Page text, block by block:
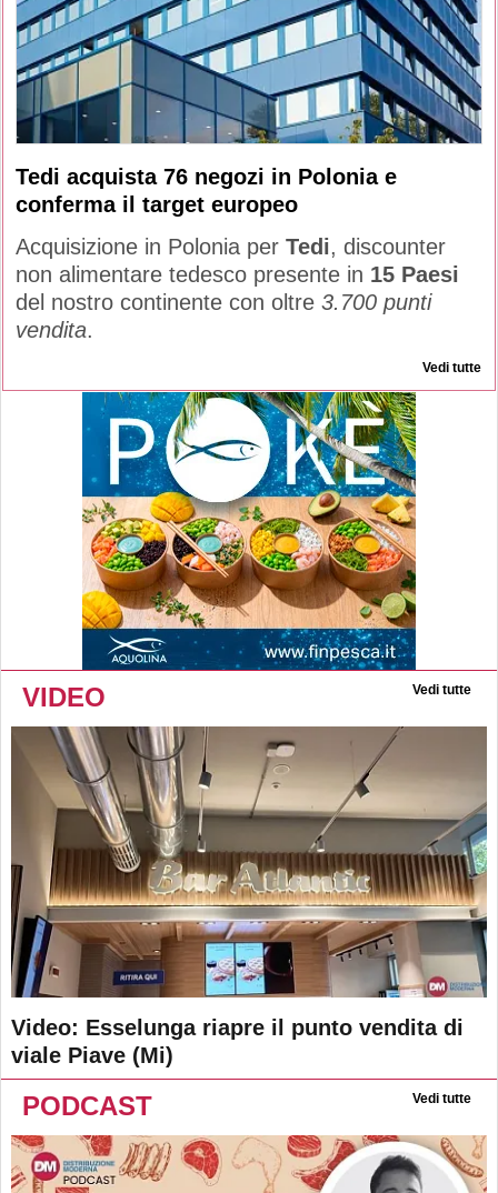
Tedi acquista 76 negozi in Polonia e
conferma il target europeo
Acquisizione in Polonia per Tedi, discounter
non alimentare tedesco presente in 15 Paesi
del nostro continente con oltre 3.700 punti
vendita.
Vedi tutte
VIDEO Vedi tutte
Video: Esselunga riapre il punto vendita di
viale Piave (Mi)
PODCAST Vedi tutte